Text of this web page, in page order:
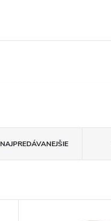
NAJPREDÁVANEJŠIE